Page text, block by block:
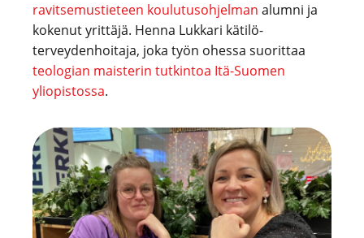
ravitsemustieteen koulutusohjelman alumni ja
kokenut yrittäjä. Henna Lukkari kätilö-
terveydenhoitaja, joka työn ohessa suorittaa
teologian maisterin tutkintoa Itä-Suomen
yliopistossa.